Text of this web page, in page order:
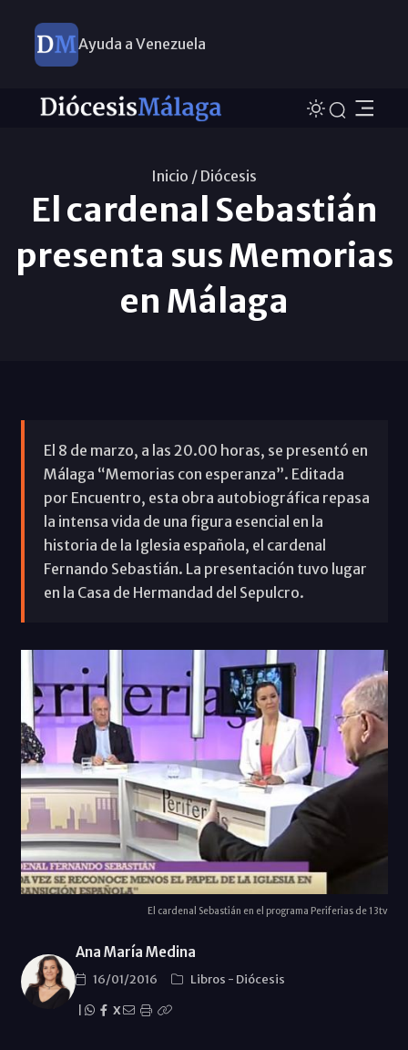
Ayuda a Venezuela
Inicio / Diócesis
El cardenal Sebastián
presenta sus Memorias
en Málaga
El 8 de marzo, a las 20.00 horas, se presentó en
Málaga “Memorias con esperanza”. Editada
por Encuentro, esta obra autobiográfica repasa
la intensa vida de una figura esencial en la
historia de la Iglesia española, el cardenal
Fernando Sebastián. La presentación tuvo lugar
en la Casa de Hermandad del Sepulcro.
El cardenal Sebastián en el programa Periferias de 13tv
Ana María Medina
16/01/2016 Libros - Diócesis
X